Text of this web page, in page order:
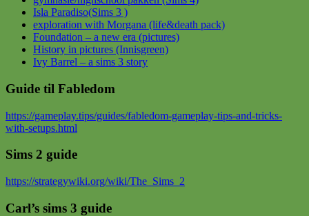
Isla Paradiso(Sims 3 )
exploration with Morgana (life&death pack)
Foundation – a new era (pictures)
History in pictures (Innisgreen)
Ivy Barrel – a sims 3 story
Guide til Fabledom
https://gameplay.tips/guides/fabledom-gameplay-tips-and-tricks-
with-setups.html
Sims 2 guide
https://strategywiki.org/wiki/The_Sims_2
Carl’s sims 3 guide